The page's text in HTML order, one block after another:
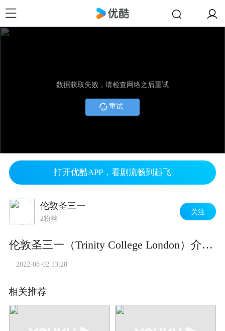
数据获取失败，请检查网络之后重试
重试
打开优酷APP，看剧流畅到起飞
伦敦圣三一
2粉丝
关注
伦敦圣三一（Trinity College London）介绍视频
2022-08-02 13:28
相关推荐